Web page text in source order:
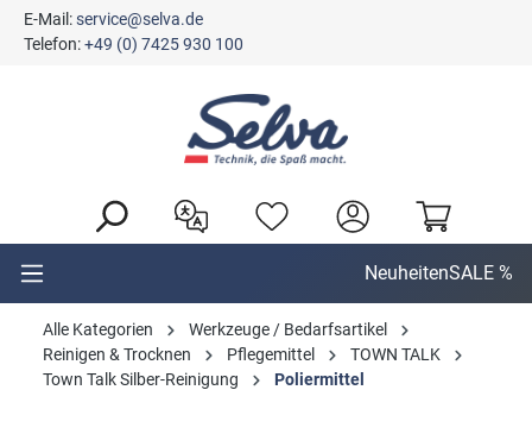
springen
E-Mail:service@selva.de
Telefon:+49 (0) 7425 930 100
NeuheitenSALE %
Alle Kategorien
Werkzeuge / Bedarfsartikel
Reinigen & Trocknen
Pflegemittel
TOWN TALK
Town Talk Silber-Reinigung
Poliermittel